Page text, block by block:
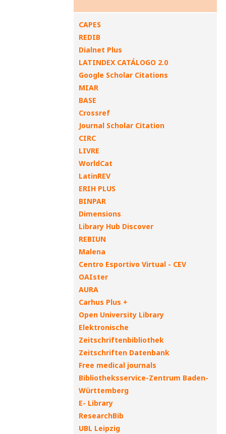
CAPES
REDIB
Dialnet Plus
LATINDEX CATÁLOGO 2.0
Google Scholar Citations
MIAR
BASE
Crossref
Journal Scholar Citation
CIRC
LIVRE
WorldCat
LatinREV
ERIH PLUS
BINPAR
Dimensions
Library Hub Discover
REBIUN
Malena
Centro Esportivo Virtual - CEV
OAIster
AURA
Carhus Plus +
Open University Library
Elektronische
Zeitschriftenbibliothek
Zeitschriften Datenbank
Free medical journals
Bibliotheksservice-Zentrum Baden-
Württemberg
E- Library
ResearchBib
UBL Leipzig